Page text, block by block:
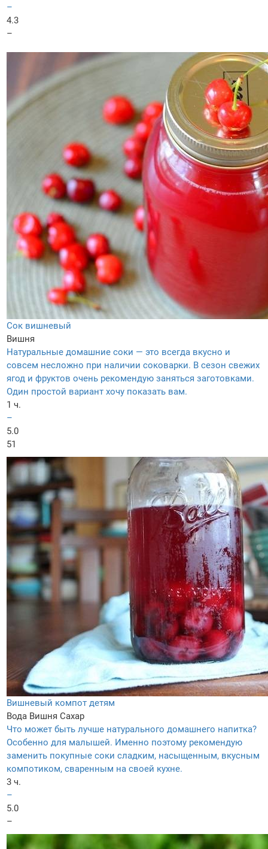
–
4.3
–
Сок вишневый
Вишня
Натуральные домашние соки — это всегда вкусно и
совсем несложно при наличии соковарки. В сезон свежих
ягод и фруктов очень рекомендую заняться заготовками.
Один простой вариант хочу показать вам.
1 ч.
–
5.0
51
Вишневый компот детям
Вода Вишня Сахар
Что может быть лучше натурального домашнего напитка?
Особенно для малышей. Именно поэтому рекомендую
заменить покупные соки сладким, насыщенным, вкусным
компотиком, сваренным на своей кухне.
3 ч.
–
5.0
–